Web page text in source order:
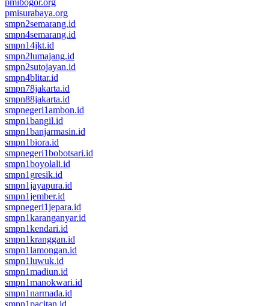
pmisurabaya.org
smpn2semarang.id
smpn4semarang.id
smpn14jkt.id
smpn2lumajang.id
smpn2sutojayan.id
smpn4blitar.id
smpn78jakarta.id
smpn88jakarta.id
smpnegeri1ambon.id
smpn1bangil.id
smpn1banjarmasin.id
smpn1biora.id
smpnegeri1bobotsari.id
smpn1boyolali.id
smpn1gresik.id
smpn1jayapura.id
smpn1jember.id
smpnegeri1jepara.id
smpn1karanganyar.id
smpn1kendari.id
smpn1kranggan.id
smpn1lamongan.id
smpn1luwuk.id
smpn1madiun.id
smpn1manokwari.id
smpn1narmada.id
smpn1pacitan.id